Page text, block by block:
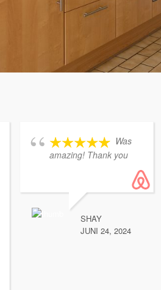
Was
amazing! Thank you
SHAY
JUNI 24, 2024